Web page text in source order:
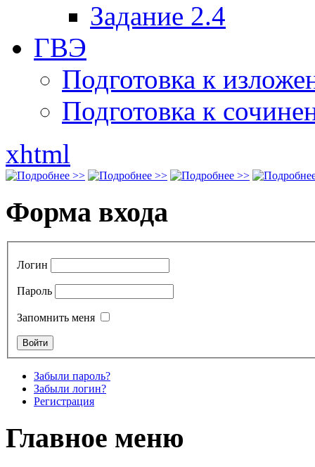
Задание 2.4
ГВЭ
Подготовка к
Подготовка к
xhtml
Форма входа
Логин
Пароль
Запомнить меня
Забыли пароль?
Забыли логин?
Регистрация
Главное меню